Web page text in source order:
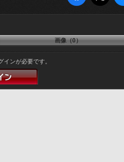
画像（0）
インが必要です。